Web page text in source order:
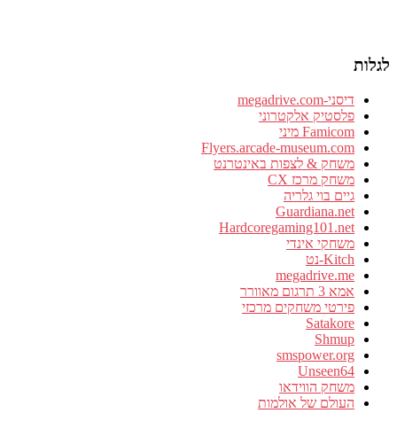
לגלות
דיסני-megadrive.com
פלסטיק אלקטרוני
Famicom מיני
Flyers.arcade-museum.com
משחק & לצפות באינטרנט
משחק מרכז CX
גיים בוי גלריה
Guardiana.net
Hardcoregaming101.net
משחקי אינדי
Kitch-נט
megadrive.me
אמא 3 תרגום מאוורר
פירטי משחקים מרכזי
Satakore
Shmup
smspower.org
Unseen64
משחק הווידאו
העולם של אולמות